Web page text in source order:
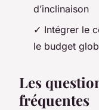
d’inclinaison
✓ Intégrer le
le budget
Les
fréquentes